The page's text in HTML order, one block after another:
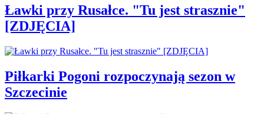
Ławki przy Rusałce. "Tu jest strasznie"
[ZDJĘCIA]
Piłkarki Pogoni rozpoczynają sezon w
Szczecinie